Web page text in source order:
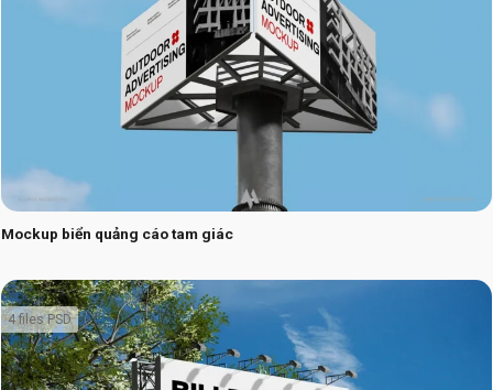
Mockup biển quảng cáo tam giác
4 files PSD